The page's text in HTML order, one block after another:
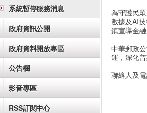
系統暫停服務消息
政府資訊公開
政府資料開放專區
公告欄
影音專區
RSS訂閱中心
為守護民
數據及AI
鎮宣導金
中華郵政
運，深化
聯絡人及
資通